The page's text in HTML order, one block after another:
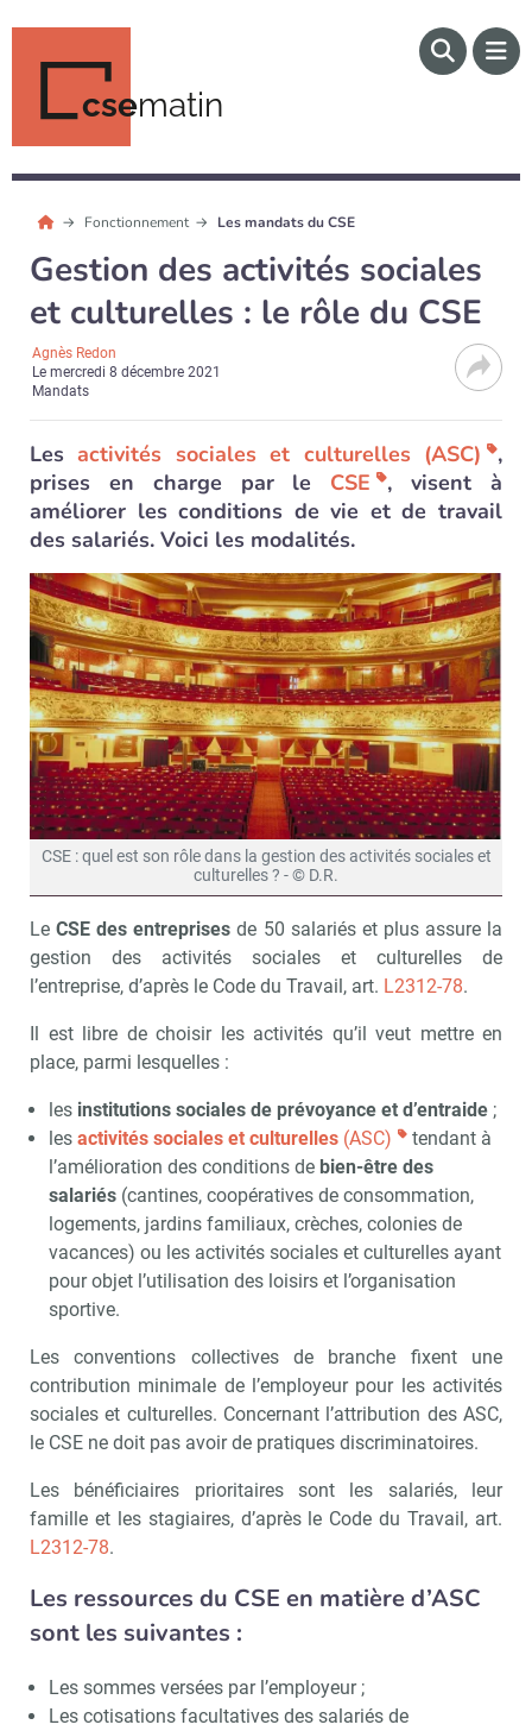
csematin
Fonctionnement Les mandats du CSE
Gestion des activités sociales
et culturelles : le rôle du CSE
Agnès Redon
Lemercredi 8 décembre 2021
Mandats
Lesactivités sociales et culturelles (ASC)
,
prises en charge par le CSE
, visent à
améliorer les conditions de vie et de travail
des salariés. Voici les modalités.
CSE : quel est son rôle dans la gestion des activités sociales et
culturelles ? - © D.R.
LeCSE des entreprises de 50 salariés et plus assure la
gestion des activités sociales et culturelles de
l’entreprise, d’après le Code du Travail, art. L2312-78.
Il est libre de choisir les activités qu’il veut mettre en
place, parmi lesquelles :
les institutions sociales de prévoyance et d’entraide;
les activités sociales et culturelles(ASC)
tendant à
l’amélioration des conditions de bien-être des
salariés(cantines, coopératives de consommation,
logements, jardins familiaux, crèches, colonies de
vacances) ou les activités sociales et culturelles ayant
pour objet l’utilisation des loisirs et l’organisation
sportive.
Les conventions collectives de branche fixent une
contribution minimale de l’employeur pour les activités
sociales et culturelles. Concernant l’attribution des ASC,
le CSE ne doit pas avoir de pratiques discriminatoires.
Les bénéficiaires prioritaires sont les salariés, leur
famille et les stagiaires, d’après le Code du Travail, art.
L2312-78.
Les ressources du CSE en matière d’ASC
sont les suivantes :
Les sommes versées par l’employeur ;
Les cotisations facultatives des salariés de